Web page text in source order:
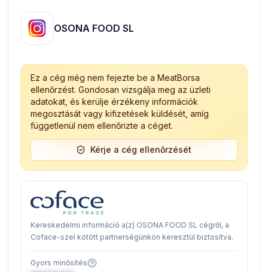
OSONA FOOD SL
Ez a cég még nem fejezte be a MeatBorsa
ellenőrzést. Gondosan vizsgálja meg az üzleti
adatokat, és kerülje érzékeny információk
megosztását vagy kifizetések küldését, amíg
függetlenül nem ellenőrizte a céget.
Kérje a cég ellenőrzését
Kereskedelmi információ a(z) OSONA FOOD SL cégről, a
Coface-szel kötött partnerségünkön keresztül biztosítva.
Gyors minősítés